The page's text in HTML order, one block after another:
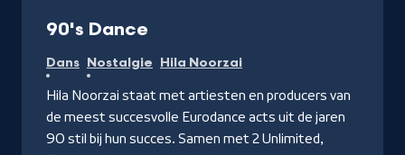
90's Dance
Dans Nostalgie Hila Noorzai
Hila Noorzai staat met artiesten en producers van
de meest succesvolle Eurodance acts uit de jaren
90 stil bij hun succes. Samen met 2 Unlimited,